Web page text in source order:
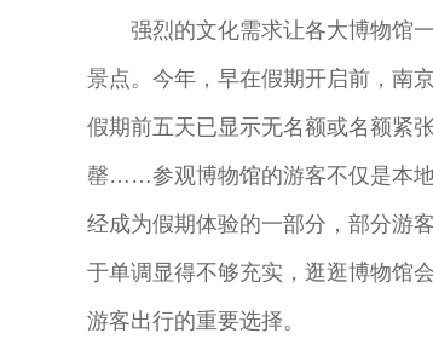
强烈的文化需求让各大博物馆
景点。今年，早在假期开启前，南
假期前五天已显示无名额或名额紧
罄……参观博物馆的游客不仅是本
经成为假期体验的一部分，部分游
于单调显得不够充实，逛逛博物馆
游客出行的重要选择。